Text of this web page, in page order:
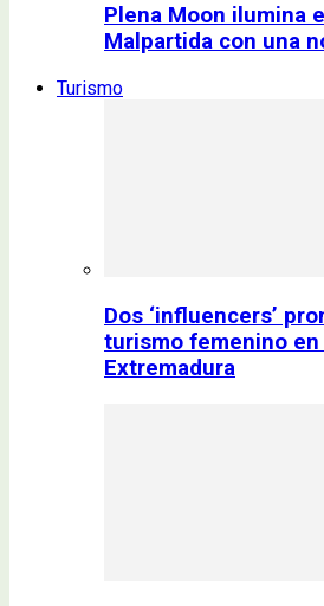
Plena Moon ilumina
Malpartida con una
Turismo
Dos ‘influencers’
turismo femenino
Extremadura